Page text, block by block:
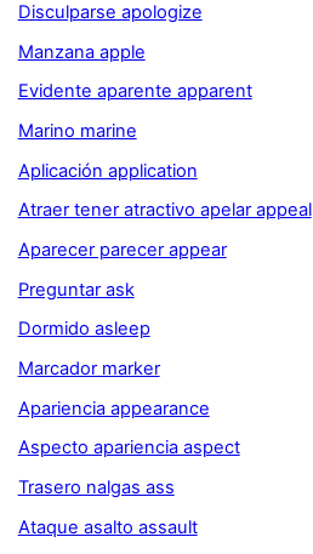
Disculparse apologize
Manzana apple
Evidente aparente apparent
Marino marine
Aplicación application
Atraer tener atractivo apelar appeal
Aparecer parecer appear
Preguntar ask
Dormido asleep
Marcador marker
Apariencia appearance
Aspecto apariencia aspect
Trasero nalgas ass
Ataque asalto assault